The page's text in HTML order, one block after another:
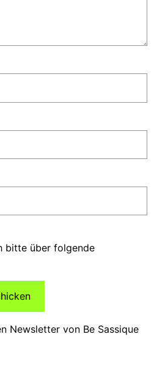
bitte über folgende
Newsletter von Be Sassique